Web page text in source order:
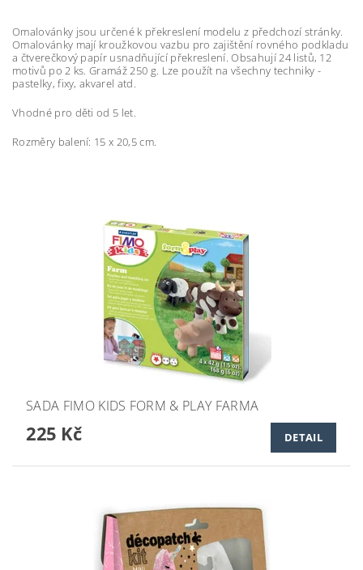
Omalovánky jsou určené k překreslení modelu z předchozí stránky.
Omalovánky mají kroužkovou vazbu pro zajištění rovného podkladu
a čtverečkový papír usnadňující překreslení. Obsahují 24 listů, 12
motivů po 2 ks. Gramáž 250 g. Lze použít na všechny techniky -
pastelky, fixy, akvarel atd.
Vhodné pro děti od 5 let.
Rozměry balení: 15 x 20,5 cm.
SADA FIMO KIDS FORM & PLAY FARMA
225 Kč DETAIL